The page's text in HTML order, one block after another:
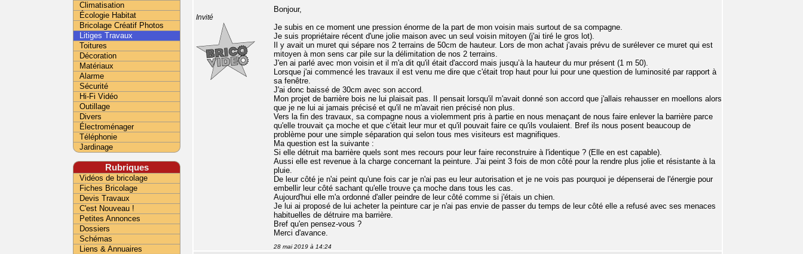
Invité
Bonjour,
Je subis en ce moment une pression énorme de la part de mon voisin mais surtout de sa compagne.
Je suis propriétaire récent d'une jolie maison avec un seul voisin mitoyen (j'ai tiré le gros lot).
Il y avait un muret qui sépare nos 2 terrains de 50cm de hauteur. Lors de mon achat j'avais prévu de surélever ce muret qui est
mitoyen à mon sens car pile sur la délimitation de nos 2 terrains.
J'en ai parlé avec mon voisin et il m'a dit qu'il était d'accord mais jusqu’à la hauteur du mur présent (1 m 50).
Lorsque j'ai commencé les travaux il est venu me dire que c'était trop haut pour lui pour une question de luminosité par rapport à
sa fenêtre.
J'ai donc baissé de 30cm avec son accord.
Mon projet de barrière bois ne lui plaisait pas. Il pensait lorsqu'il m'avait donné son accord que j'allais rehausser en moellons alors
que je ne lui ai jamais précisé et qu'il ne m'avait rien précisé non plus.
Vers la fin des travaux, sa compagne nous a violemment pris à partie en nous menaçant de nous faire enlever la barrière parce
qu'elle trouvait ça moche et que c'était leur mur et qu'il pouvait faire ce qu'ils voulaient. Bref ils nous posent beaucoup de
problème pour une simple séparation qui selon tous mes visiteurs est magnifiques.
Ma question est la suivante :
Si elle détruit ma barrière quels sont mes recours pour leur faire reconstruire à l'identique ? (Elle en est capable).
Aussi elle est revenue à la charge concernant la peinture. J'ai peint 3 fois de mon côté pour la rendre plus jolie et résistante à la
pluie.
De leur côté je n'ai peint qu'une fois car je n'ai pas eu leur autorisation et je ne vois pas pourquoi je dépenserai de l'énergie pour
embellir leur côté sachant qu'elle trouve ça moche dans tous les cas.
Aujourd'hui elle m'a ordonné d'aller peindre de leur côté comme si j'étais un chien.
Je lui ai proposé de lui acheter la peinture car je n'ai pas envie de passer du temps de leur côté elle a refusé avec ses menaces
habituelles de détruire ma barrière.
Bref qu'en pensez-vous ?
Merci d'avance.
28 mai 2019 à 14:24
Climatisation
Écologie Habitat
Bricolage Créatif Photos
Litiges Travaux
Toitures
Décoration
Matériaux
Alarme
Sécurité
Hi-Fi Vidéo
Outillage
Divers
Électroménager
Téléphonie
Jardinage
Rubriques
Vidéos de bricolage
Fiches Bricolage
Devis Travaux
C'est Nouveau !
Petites Annonces
Dossiers
Schémas
Liens & Annuaires